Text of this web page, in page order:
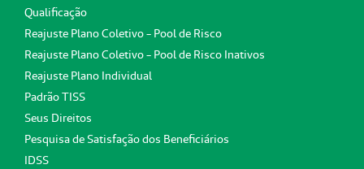
Qualificação
Reajuste Plano Coletivo - Pool de Risco
Reajuste Plano Coletivo - Pool de Risco Inativos
Reajuste Plano Individual
Padrão TISS
Seus Direitos
Pesquisa de Satisfação dos Beneficiários
IDSS